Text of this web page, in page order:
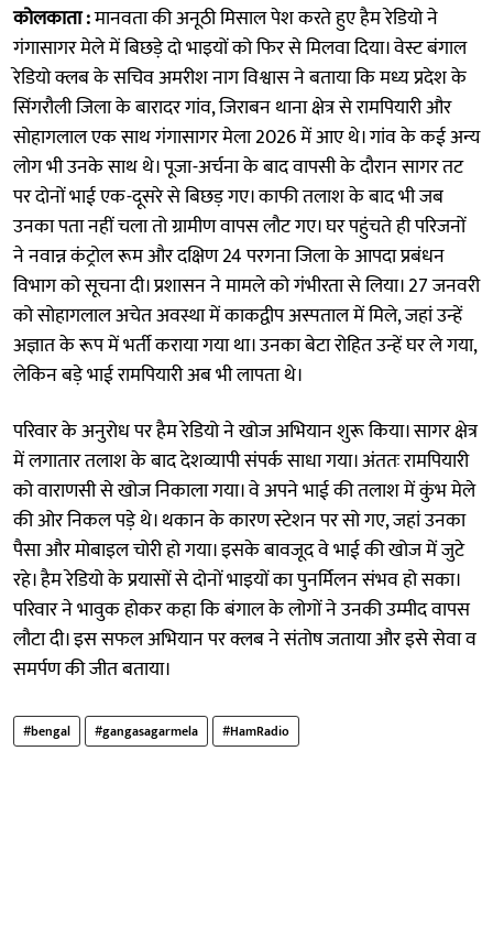
कोलकाता :मानवता की अनूठी मिसाल पेश करते हुए हैम रेडियो ने
गंगासागर मेले में बिछड़े दो भाइयों को फिर से मिलवा दिया। वेस्ट बंगाल
रेडियो क्लब के सचिव अमरीश नाग विश्वास ने बताया कि मध्य प्रदेश के
सिंगरौली जिला के बारादर गांव, जिराबन थाना क्षेत्र से रामपियारी और
सोहागलाल एक साथ गंगासागर मेला 2026 में आए थे। गांव के कई अन्य
लोग भी उनके साथ थे। पूजा-अर्चना के बाद वापसी के दौरान सागर तट
पर दोनों भाई एक-दूसरे से बिछड़ गए। काफी तलाश के बाद भी जब
उनका पता नहीं चला तो ग्रामीण वापस लौट गए। घर पहुंचते ही परिजनों
ने नवान्न कंट्रोल रूम और दक्षिण 24 परगना जिला के आपदा प्रबंधन
विभाग को सूचना दी। प्रशासन ने मामले को गंभीरता से लिया। 27 जनवरी
को सोहागलाल अचेत अवस्था में काकद्वीप अस्पताल में मिले, जहां उन्हें
अज्ञात के रूप में भर्ती कराया गया था। उनका बेटा रोहित उन्हें घर ले गया,
लेकिन बड़े भाई रामपियारी अब भी लापता थे।
परिवार के अनुरोध पर हैम रेडियो ने खोज अभियान शुरू किया। सागर क्षेत्र
में लगातार तलाश के बाद देशव्यापी संपर्क साधा गया। अंततः रामपियारी
को वाराणसी से खोज निकाला गया। वे अपने भाई की तलाश में कुंभ मेले
की ओर निकल पड़े थे। थकान के कारण स्टेशन पर सो गए, जहां उनका
पैसा और मोबाइल चोरी हो गया। इसके बावजूद वे भाई की खोज में जुटे
रहे। हैम रेडियो के प्रयासों से दोनों भाइयों का पुनर्मिलन संभव हो सका।
परिवार ने भावुक होकर कहा कि बंगाल के लोगों ने उनकी उम्मीद वापस
लौटा दी। इस सफल अभियान पर क्लब ने संतोष जताया और इसे सेवा व
समर्पण की जीत बताया।
#bengal #gangasagarmela #HamRadio